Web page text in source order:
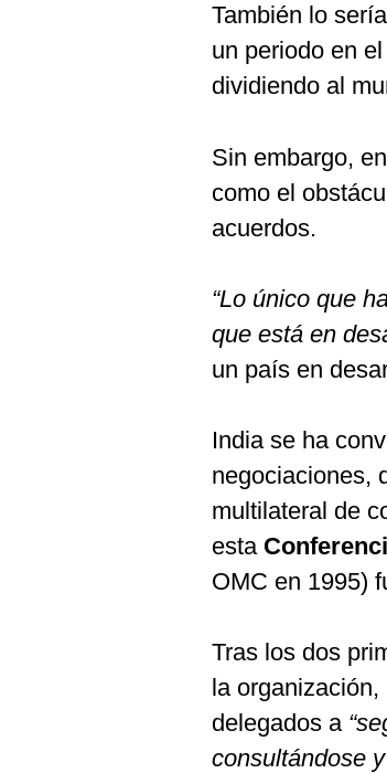
También lo
un periodo en
dividiendo al
Sin embargo,
como el
acuerdos.
“Lo único que
que está en
un país en
India se ha
negociaciones,
multilateral de
esta
OMC en 1995)
Tras los dos
la
delegados a
consultándose